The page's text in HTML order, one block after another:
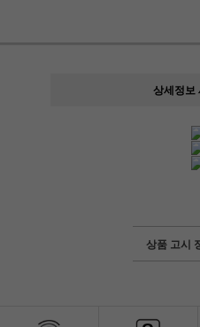
상세정보
상품 고시